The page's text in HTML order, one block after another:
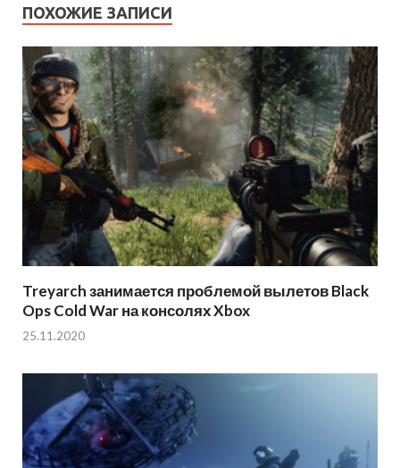
ПОХОЖИЕ ЗАПИСИ
Treyarch занимается проблемой вылетов Black
Ops Cold War на консолях Xbox
25.11.2020